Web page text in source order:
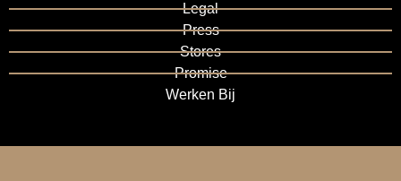
Legal
Press
Stores
Promise
Werken Bij